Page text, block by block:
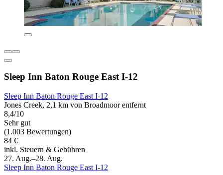
Sleep Inn Baton Rouge East I-12
Sleep Inn Baton Rouge East I-12
Jones Creek, 2,1 km von Broadmoor entfernt
8,4/10
Sehr gut
(1.003 Bewertungen)
84 €
inkl. Steuern & Gebühren
27. Aug.–28. Aug.
Sleep Inn Baton Rouge East I-12